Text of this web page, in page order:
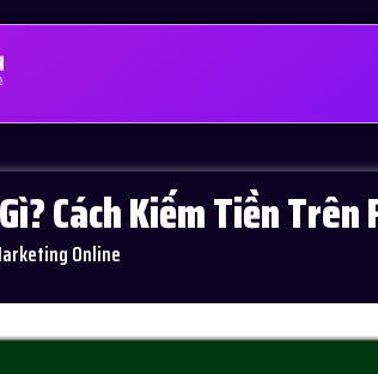
Cách Kiếm Tiền
Online